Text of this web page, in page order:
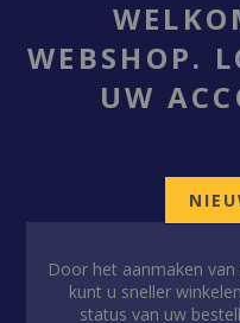
WEBSHOP.
UW
Door het aanmaken
kunt u sneller
status van uw